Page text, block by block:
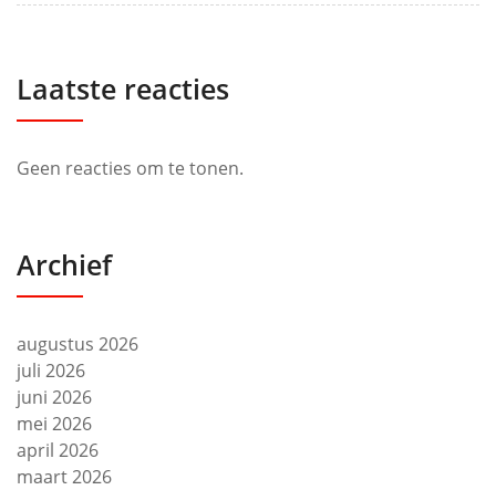
Laatste reacties
Geen reacties om te tonen.
Archief
augustus 2026
juli 2026
juni 2026
mei 2026
april 2026
maart 2026